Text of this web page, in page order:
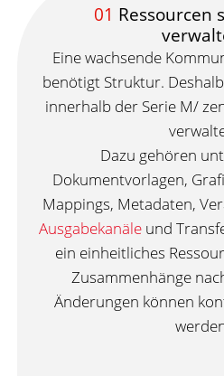
01
Eine wachsende
benötigt Struktur.
innerhalb der Serie M/
Dazu gehören
Dokumentvorlagen,
Mappings, Metadaten,
Ausgabekanäle und
ein einheitliches
Zusammenhänge
Änderungen können